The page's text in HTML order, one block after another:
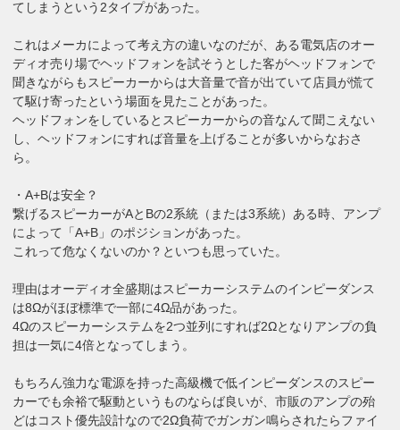
てしまうという2タイプがあった。
これはメーカによって考え方の違いなのだが、ある電気店のオー
ディオ売り場でヘッドフォンを試そうとした客がヘッドフォンで
聞きながらもスピーカーからは大音量で音が出ていて店員が慌て
て駆け寄ったという場面を見たことがあった。
ヘッドフォンをしているとスピーカーからの音なんて聞こえない
し、ヘッドフォンにすれば音量を上げることが多いからなおさ
ら。
・A+Bは安全？
繋げるスピーカーがAとBの2系統（または3系統）ある時、アンプ
によって「A+B」のポジションがあった。
これって危なくないのか？といつも思っていた。
理由はオーディオ全盛期はスピーカーシステムのインピーダンス
は8Ωがほぼ標準で一部に4Ω品があった。
4Ωのスピーカーシステムを2つ並列にすれば2Ωとなりアンプの負
担は一気に4倍となってしまう。
もちろん強力な電源を持った高級機で低インピーダンスのスピー
カーでも余裕で駆動というものならば良いが、市販のアンプの殆
どはコスト優先設計なので2Ω負荷でガンガン鳴らされたらファイ